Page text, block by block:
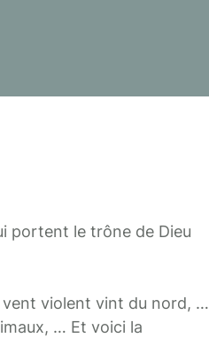
portent le trône de Dieu
vent violent vint du nord, …
… Et voici la